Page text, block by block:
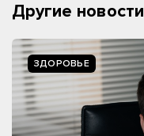
Другие новости
ЗДОРОВЬЕ